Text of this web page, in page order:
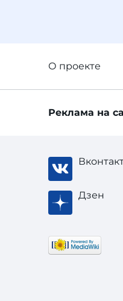
О проекте
Реклама на
Дзен